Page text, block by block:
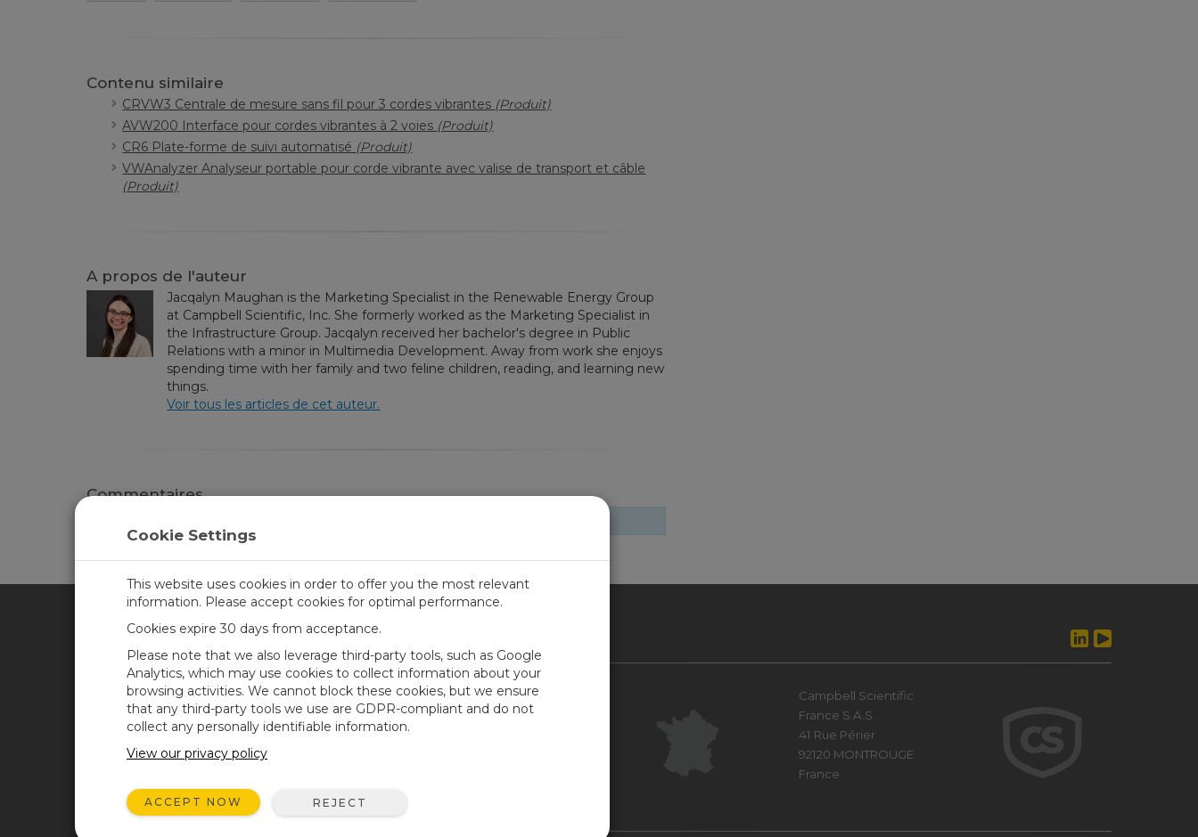
Contenu similaire
CRVW3 Centrale de mesure sans fil pour 3 cordes vibrantes (Produit)
AVW200 Interface pour cordes vibrantes à 2 voies (Produit)
CR6 Plate-forme de suivi automatisé (Produit)
VWAnalyzer Analyseur portable pour corde vibrante avec valise de transport et câble
(Produit)
A propos de l'auteur
Jacqalyn Maughan is the Marketing Specialist in the Renewable Energy Group
at Campbell Scientific, Inc. She formerly worked as the Marketing Specialist in
the Infrastructure Group. Jacqalyn received her bachelor's degree in Public
Relations with a minor in Multimedia Development. Away from work she enjoys
spending time with her family and two feline children, reading, and learning new
things.
Voir tous les articles de cet auteur.
Commentaires
CAMPBELL SCIENTIFIC FRANCE
Accueil
Produits
Solutions
À propos
News
Blog de Campbell
Vidéos et didacticiels
Contact
Campbell Scientific
France S.A.S.
41 Rue Périer
92120 MONTROUGE
France
Cookie Settings
This website uses cookies in order to offer you the most relevant
information. Please accept cookies for optimal performance.
Cookies expire 30 days from acceptance.
Please note that we also leverage third-party tools, such as Google
Analytics, which may use cookies to collect information about your
browsing activities. We cannot block these cookies, but we ensure
that any third-party tools we use are GDPR-compliant and do not
collect any personally identifiable information.
View our privacy policy
ACCEPT NOW REJECT